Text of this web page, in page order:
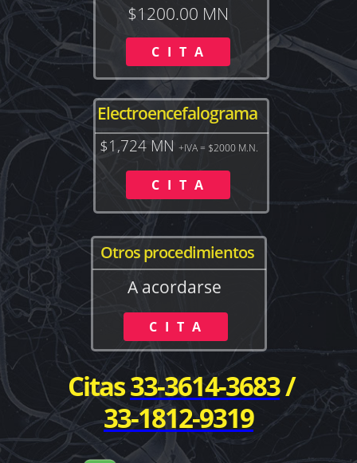
Citas33-3614-3683/
33-1812-9319
$1200.00 MN
C I T A
Electroencefalograma
$1,724 MN +IVA = $2000 M.N.
C I T A
Otros procedimientos
A acordarse
C I T A